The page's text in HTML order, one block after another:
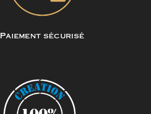
Paiement sécurisé